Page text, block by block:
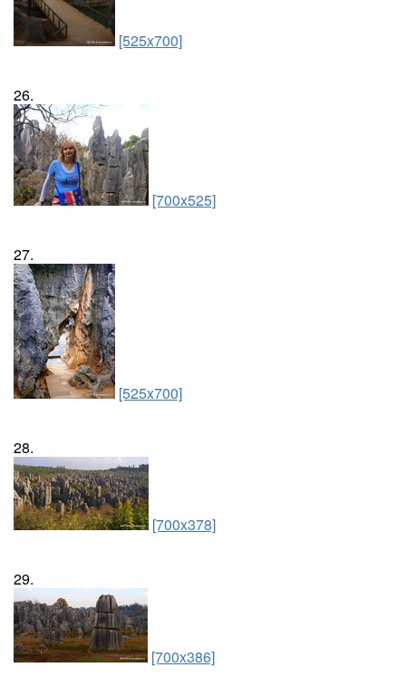
[525x700]
26.
[700x525]
27.
[525x700]
28.
[700x378]
29.
[700x386]